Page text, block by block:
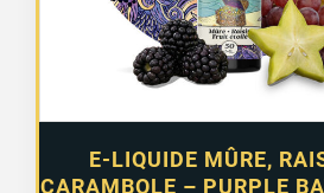
E-LIQUIDE MÛRE,
CARAMBOLE – PURPLE